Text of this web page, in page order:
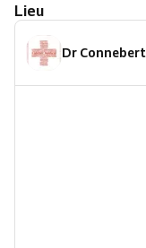
Lieu
Dr Connebert